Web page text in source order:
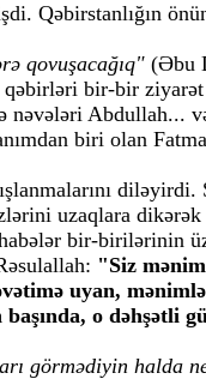
Qəbirstanlığın
qovuşacağıq" (Əbu
qəbirləri bir-bir
Abdullah...
biri olan
diləyirdi.
uzaqlara
bir-birilərinin
"Siz mənim
uyan, mənimlə
o dəhşətli
görmədiyin halda